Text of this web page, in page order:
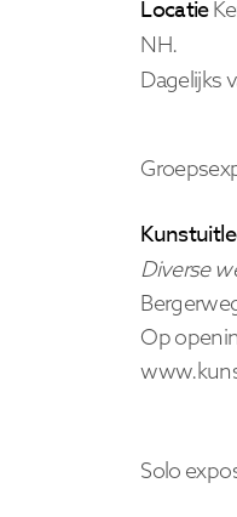
Locatie
NH.
Dagelijks
Diverse
Op
Solo